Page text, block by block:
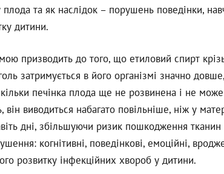
та як наслідок – порушень поведінки,
дитини.
призводить до того, що етиловий спирт
затримується в його організмі значно довше,
печінка плода ще не розвинена і не може
виводиться набагато повільніше, ніж у
дні, збільшуючи ризик пошкодження тканин
когнітивні, поведінкові, емоційні,
розвитку інфекційних хвороб у дитини.